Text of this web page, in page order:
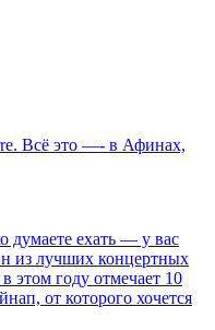
Всё это —- в Афинах,
думаете ехать — у вас
из лучших концертных
этом году отмечает 10
от которого хочется